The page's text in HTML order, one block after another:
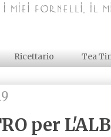
Ricettario Tea
per